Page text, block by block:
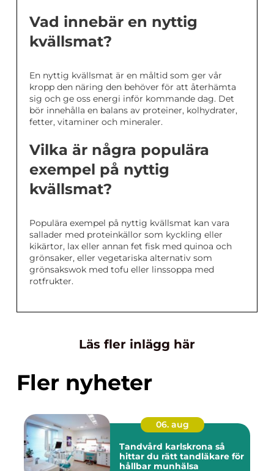
Vad innebär en nyttig
kvällsmat?
En nyttig kvällsmat är en måltid som ger vår
kropp den näring den behöver för att återhämta
sig och ge oss energi inför kommande dag. Det
bör innehålla en balans av proteiner, kolhydrater,
fetter, vitaminer och mineraler.
Vilka är några populära
exempel på nyttig
kvällsmat?
Populära exempel på nyttig kvällsmat kan vara
sallader med proteinkällor som kyckling eller
kikärtor, lax eller annan fet fisk med quinoa och
grönsaker, eller vegetariska alternativ som
grönsakswok med tofu eller linssoppa med
rotfrukter.
Läs fler inlägg här
Fler nyheter
06. aug
Tandvård karlskrona så
hittar du rätt tandläkare för
hållbar munhälsa